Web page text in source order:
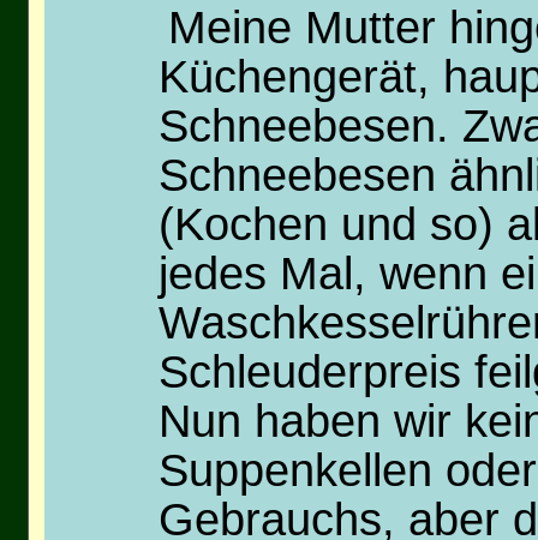
Meine Mutter
Küchengerät,
Schneebesen.
Schneebesen
(Kochen und so)
jedes Mal, wenn
Schleuderpreis
Nun haben wir
Suppenkellen
Gebrauchs, aber